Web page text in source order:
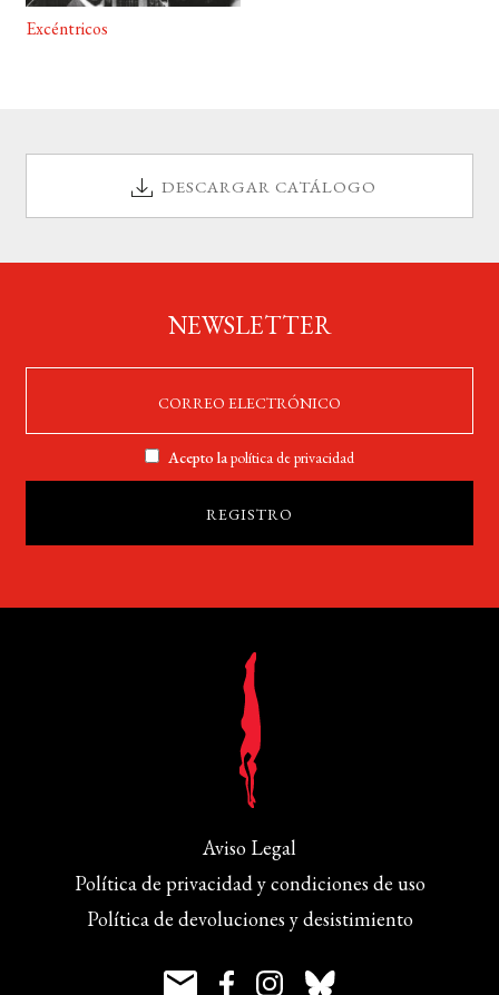
Excéntricos
DESCARGAR CATÁLOGO
NEWSLETTER
Acepto lapolítica de privacidad
Aviso Legal
Política de privacidad y condiciones de uso
Política de devoluciones y desistimiento